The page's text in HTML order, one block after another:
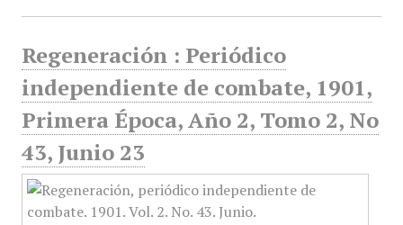
Regeneración : Periódico
independiente de combate, 1901,
Primera Época, Año 2, Tomo 2, No
43, Junio 23